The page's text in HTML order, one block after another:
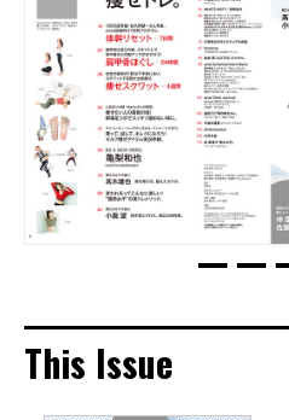
This Issue